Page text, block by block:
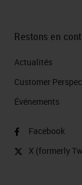
Restons en
Actualités
Customer
Événements
Facebook
X (formerly